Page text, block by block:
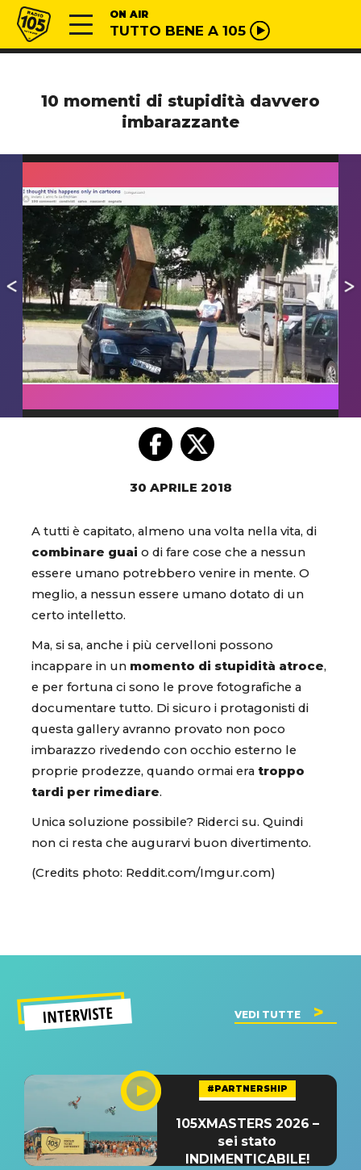
Vai al contenuto
Radio 105 ON AIR
TUTTO BENE A 105
10 momenti di stupidità davvero
imbarazzante
30 APRILE 2018
A tutti è capitato, almeno una volta nella vita, di
combinare guai o di fare cose che a nessun
essere umano potrebbero venire in mente. O
meglio, a nessun essere umano dotato di un
certo intelletto.
Ma, si sa, anche i più cervelloni possono
incappare in un momento di stupidità atroce,
e per fortuna ci sono le prove fotografiche a
documentare tutto. Di sicuro i protagonisti di
questa gallery avranno provato non poco
imbarazzo rivedendo con occhio esterno le
proprie prodezze, quando ormai era troppo
tardi per rimediare.
Unica soluzione possibile? Riderci su. Quindi
non ci resta che augurarvi buon divertimento.
(Credits photo: Reddit.com/Imgur.com)
INTERVISTE VEDI TUTTE
#PARTNERSHIP
105XMASTERS 2026 –
sei stato
INDIMENTICABILE!